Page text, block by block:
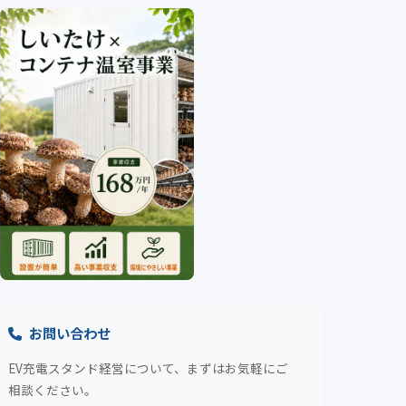
お問い合わせ
EV充電スタンド経営について、まずはお気軽にご
相談ください。